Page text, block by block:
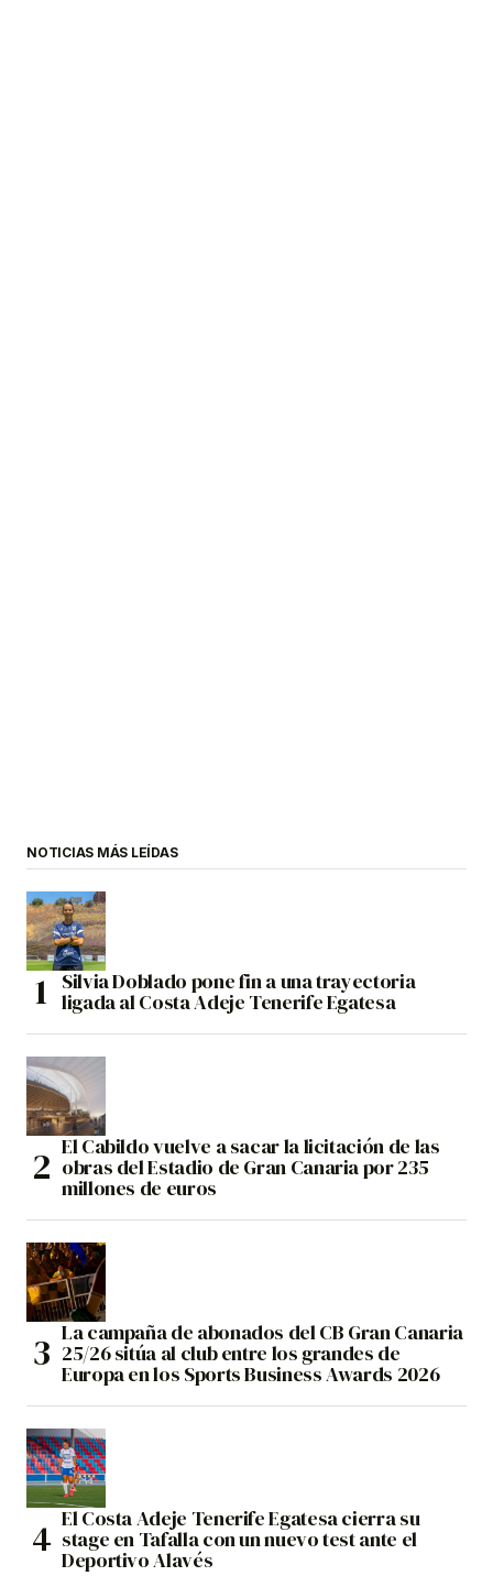
NOTICIAS MÁS LEÍDAS
Silvia Doblado pone fin a una trayectoria
ligada al Costa Adeje Tenerife Egatesa
El Cabildo vuelve a sacar la licitación de las
obras del Estadio de Gran Canaria por 235
millones de euros
La campaña de abonados del CB Gran Canaria
25/26 sitúa al club entre los grandes de
Europa en los Sports Business Awards 2026
El Costa Adeje Tenerife Egatesa cierra su
stage en Tafalla con un nuevo test ante el
Deportivo Alavés